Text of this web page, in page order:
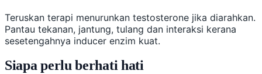
Teruskan terapi menurunkan testosterone jika diarahkan.
Pantau tekanan, jantung, tulang dan interaksi kerana
sesetengahnya inducer enzim kuat.
Siapa perlu berhati hati